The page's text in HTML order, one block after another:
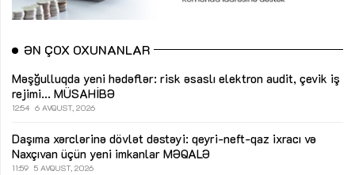
ƏN ÇOX OXUNANLAR
Məşğulluqda yeni hədəflər: risk əsaslı elektron audit, çevik iş
rejimi... MÜSAHİBƏ
12:54 6 AVQUST, 2026
Daşıma xərclərinə dövlət dəstəyi: qeyri-neft-qaz ixracı və
Naxçıvan üçün yeni imkanlar MƏQALƏ
11:59 5 AVQUST, 2026